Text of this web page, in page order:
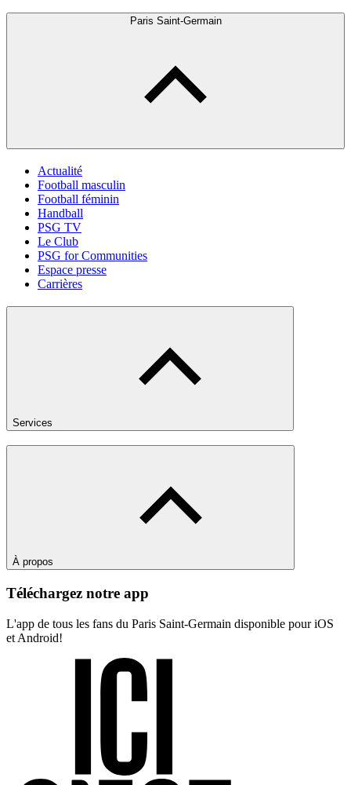
Paris Saint-Germain
Actualité
Football masculin
Football féminin
Handball
PSG TV
Le Club
PSG for Communities
Espace presse
Carrières
Services
À propos
Téléchargez notre app
L'app de tous les fans du Paris Saint-Germain disponible pour iOS
et Android!